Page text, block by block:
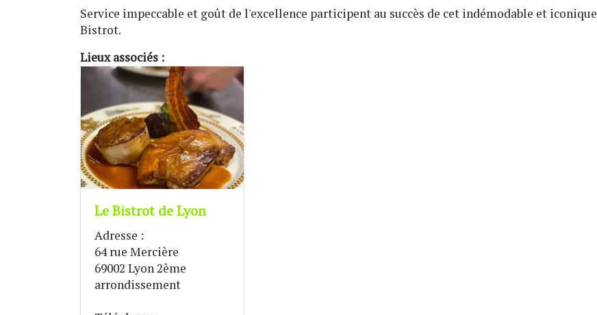
Service impeccable et goût de l'excellence participent au succès de cet indémodable et iconique
Bistrot.
Lieux associés :
Le Bistrot de Lyon
Adresse :
64 rue Mercière
69002 Lyon 2ème
arrondissement